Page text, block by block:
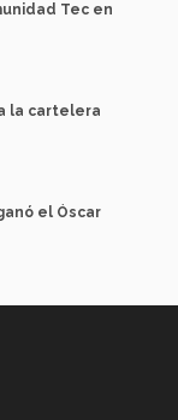
Tec en
la cartelera
el Óscar